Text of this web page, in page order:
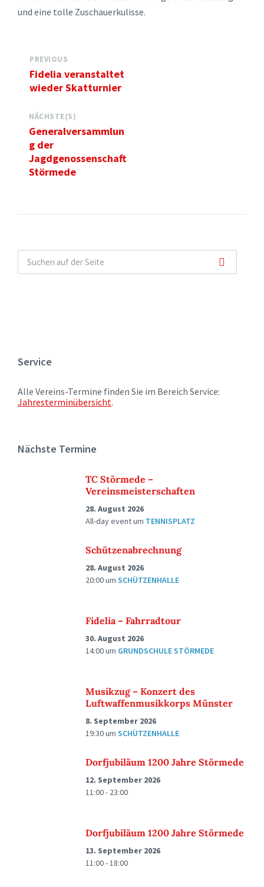
und eine tolle Zuschauerkulisse.
PREVIOUS
Fidelia veranstaltet
wieder Skatturnier
NÄCHSTE(S)
Generalversammlun
g der
Jagdgenossenschaft
Störmede
Service
Alle Vereins-Termine finden Sie im Bereich Service:
Jahresterminübersicht.
Nächste Termine
TC Störmede –
Vereinsmeisterschaften
28. August 2026
All-day eventum TENNISPLATZ
Schützenabrechnung
28. August 2026
20:00um SCHÜTZENHALLE
Fidelia – Fahrradtour
30. August 2026
14:00um GRUNDSCHULE STÖRMEDE
Musikzug – Konzert des
Luftwaffenmusikkorps Münster
8. September 2026
19:30um SCHÜTZENHALLE
Dorfjubiläum 1200 Jahre Störmede
12. September 2026
11:00 - 23:00
Dorfjubiläum 1200 Jahre Störmede
13. September 2026
11:00 - 18:00